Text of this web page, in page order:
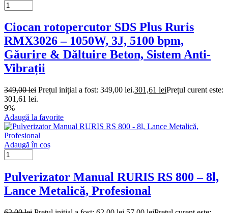
Ciocan rotopercutor SDS Plus Ruris
RMX3026 – 1050W, 3J, 5100 bpm,
Găurire & Dăltuire Beton, Sistem Anti-
Vibrații
349,00lei Prețul inițial a fost: 349,00 lei.301,61 leiPrețul curent este:
301,61 lei.
9%
Adaugă la favorite
Adaugă în coș
Pulverizator Manual RURIS RS 800 – 8l,
Lance Metalică, Profesional